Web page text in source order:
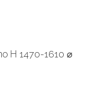
H 1470-1610 ⌀